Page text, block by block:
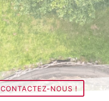
CONTACTEZ-NOUS !